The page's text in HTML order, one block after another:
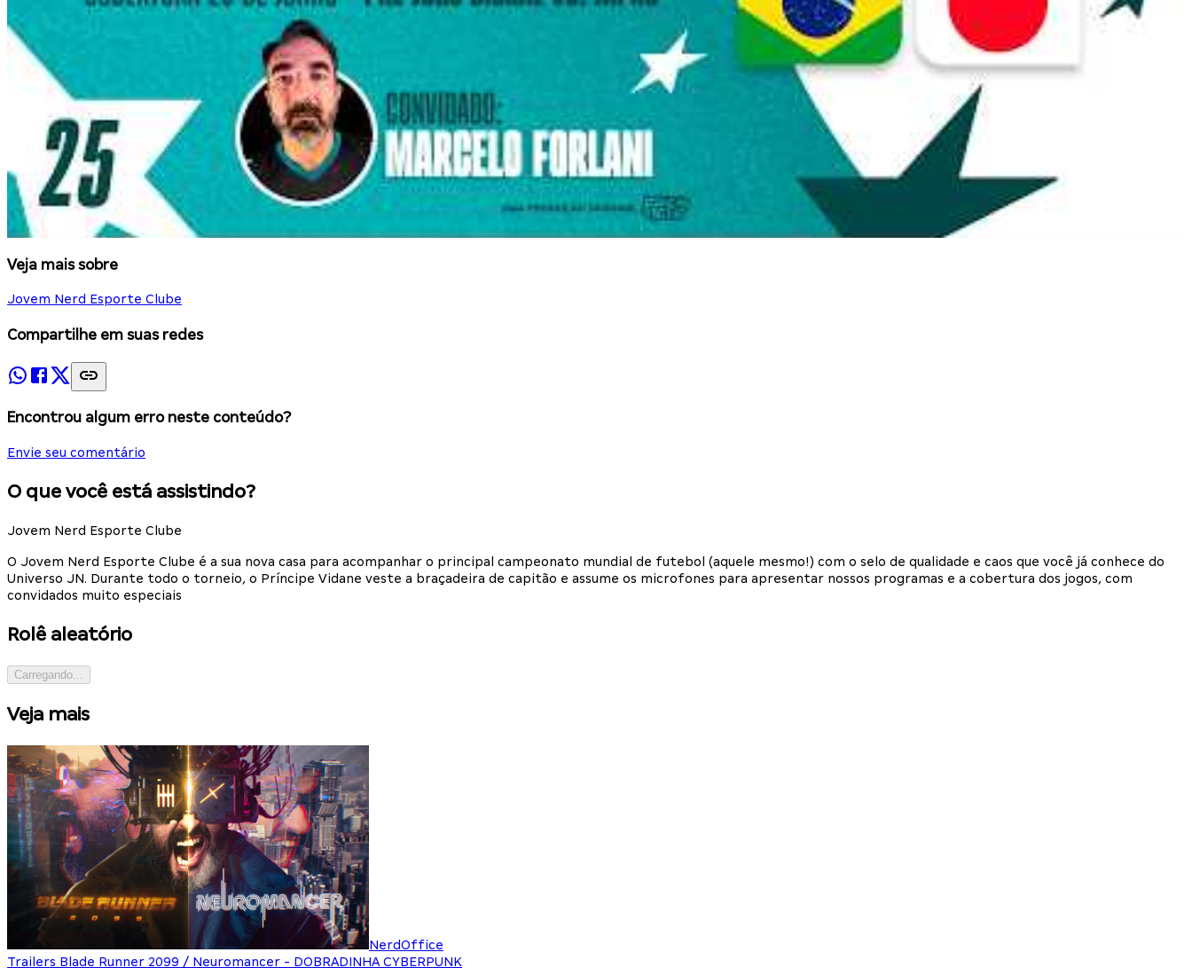
Veja mais sobre
Jovem Nerd Esporte Clube
Compartilhe em suas redes
Encontrou algum erro neste conteúdo?
Envie seu comentário
O que você está assistindo?
Jovem Nerd Esporte Clube
O Jovem Nerd Esporte Clube é a sua nova casa para acompanhar o principal campeonato mundial de futebol (aquele mesmo!) com o selo de qualidade e caos que você já conhece do
Universo JN. Durante todo o torneio, o Príncipe Vidane veste a braçadeira de capitão e assume os microfones para apresentar nossos programas e a cobertura dos jogos, com
convidados muito especiais
Rolê aleatório
Carregando...
Veja mais
NerdOffice
Trailers Blade Runner 2099 / Neuromancer - DOBRADINHA CYBERPUNK